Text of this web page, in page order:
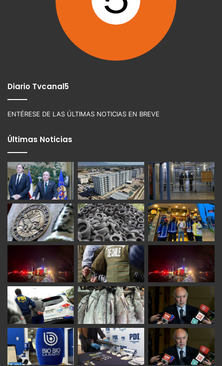
Diario Tvcanal5
ENTÉRESE DE LAS ÚLTIMAS NOTICIAS EN BREVE
Últimas Noticias